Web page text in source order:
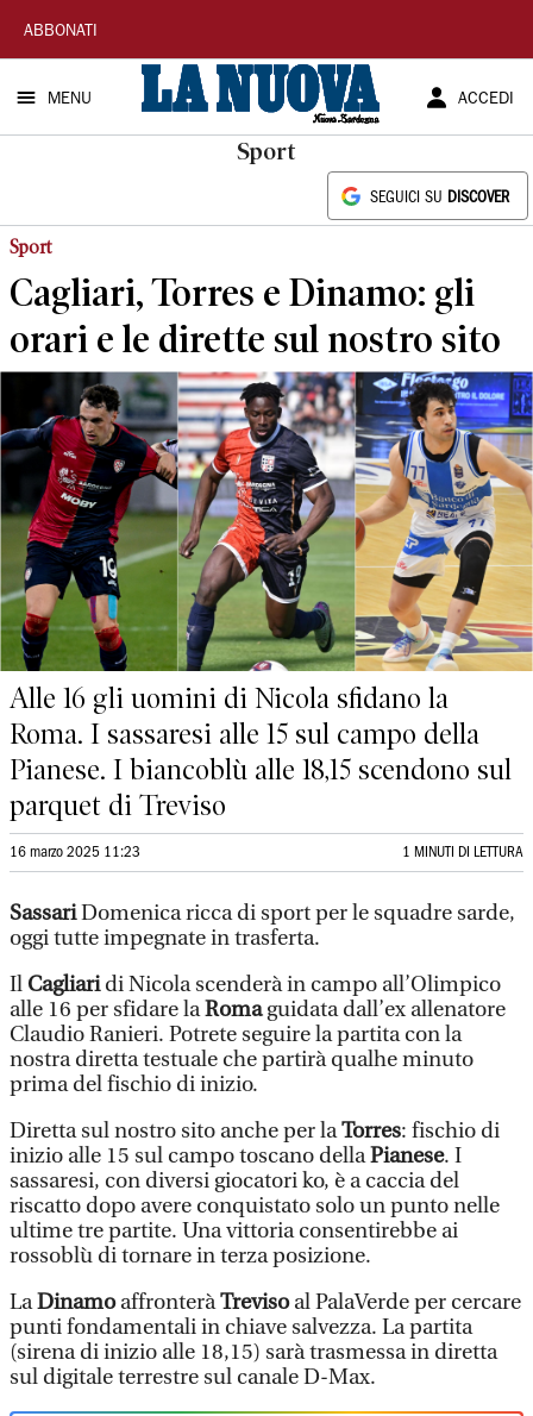
La
Nuova
Sardegna
ABBONATI
MENU ACCEDI
Sport
SEGUICI SU DISCOVER
Sport
Cagliari, Torres e Dinamo: gli
orari e le dirette sul nostro sito
Alle 16 gli uomini di Nicola sfidano la
Roma. I sassaresi alle 15 sul campo della
Pianese. I biancoblù alle 18,15 scendono sul
parquet di Treviso
16 marzo 2025 11:23 1 MINUTI DI LETTURA
SassariDomenica ricca di sport per le squadre sarde,
oggi tutte impegnate in trasferta.
Il Cagliaridi Nicola scenderà in campo all’Olimpico
alle 16 per sfidare laRomaguidata dall’ex allenatore
Claudio Ranieri. Potrete seguire la partita con la
nostra diretta testuale che partirà qualhe minuto
prima del fischio di inizio.
Diretta sul nostro sito anche per laTorres: fischio di
inizio alle 15 sul campo toscano dellaPianese. I
sassaresi, con diversi giocatori ko, è a caccia del
riscatto dopo avere conquistato solo un punto nelle
ultime tre partite. Una vittoria consentirebbe ai
rossoblù di tornare in terza posizione.
LaDinamoaffronteràTrevisoal PalaVerde per cercare
punti fondamentali in chiave salvezza. La partita
(sirena di inizio alle 18,15) sarà trasmessa in diretta
sul digitale terrestre sul canale D-Max.